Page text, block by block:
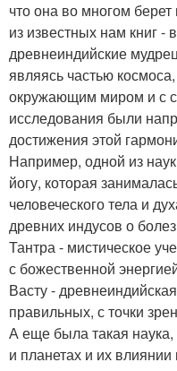
что она во многом
из известных нам книг
древнеиндийские
являясь частью
окружающим миром и с
исследования были
достижения этой
Например, одной из
йогу, которая
человеческого тела и
древних индусов о
Тантра - мистическое
с божественной
Васту -
правильных, с точки
А еще была такая наука,
и планетах и их